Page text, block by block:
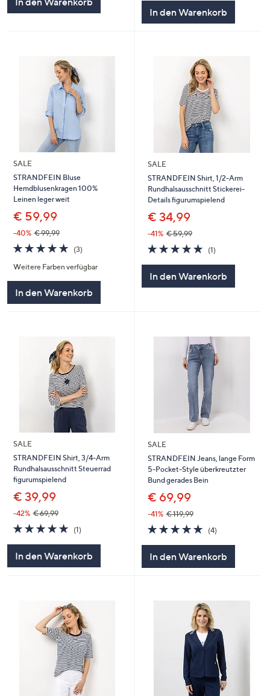
In den Warenkorb
SALE
STRANDFEIN Bluse
Hemdblusenkragen 100%
Leinen leger weit
€ 59,99
-40% € 99,99
5.0
von
5
(3)
Weitere Farben verfügbar
In den Warenkorb
SALE
STRANDFEIN Shirt, 1/2-Arm
Rundhalsausschnitt Stickerei-
Details figurumspielend
€ 34,99
-41% € 59,99
5.0
von
5
(1)
In den Warenkorb
SALE
STRANDFEIN Shirt, 3/4-Arm
Rundhalsausschnitt Steuerrad
figurumspielend
€ 39,99
-42% € 69,99
5.0
von
(1)
In den Warenkorb
SALE
STRANDFEIN Jeans, lange Form
5-Pocket-Style überkreutzter
Bund gerades Bein
€ 69,99
-41% € 119,99
5.0
von
(4)
In den Warenkorb